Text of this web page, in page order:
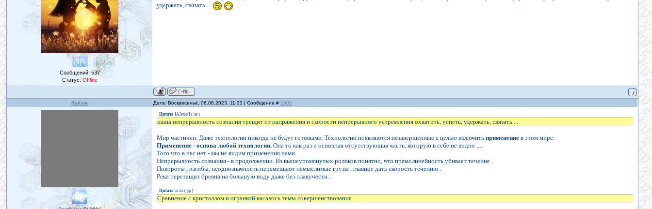
Сообщений: 537
Статус: Offline
удержать, связать ...
Rukola Дата: Воскресенье, 06.08.2023, 11:23 | Сообщение # 1305
Цитата IAlexeiI ( )
наша непрерывность сознания трещит от напряжения и скорости непрерывного устремления охватить, успеть, удержать, связать ...
Мир частичен. Даже технологии никогда не будут готовыми. Технологии появляются незавершенные с целью включитьприменение в этом мире.
Применение - основа любой технологии. Она то как раз и основная отсутствующая часть, которую в себе не видно ....
Того что в нас нет - мы не видим применения нами.
Непрерывность сознания - в продолжении. Из вышеупомянутых роликов понятно, что прямолинейность убивает течение .
Повороты , изгибы, неоднозначность перемещают немыслимые грузы , главное дать скорость течению .
Река перетащит бревна на большую воду даже без плавучести .
Цитата asira ( )
Сравнение с кристаллом и огранкой касалось темы совершенствования